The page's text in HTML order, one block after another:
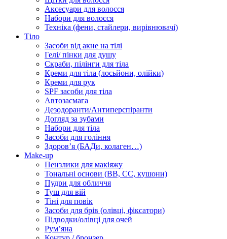
Аксесуари для волосся
Набори для волосся
Техніка (фени, стайлери, вирівнювачі)
Тіло
Засоби від акне на тілі
Гелі/ пінки для душу
Скраби, пілінги для тіла
Креми для тіла (лосьйони, олійки)
Креми для рук
SPF засоби для тіла
Автозасмага
Дезодоранти/Антиперспіранти
Догляд за зубами
Набори для тіла
Засоби для гоління
Здоровʼя (БАДи, колаген…)
Make-up
Пензлики для макіяжу
Тональні основи (BB, CC, кушони)
Пудри для обличчя
Туш для вій
Тіні для повік
Засоби для брів (олівці, фіксатори)
Підводки/олівці для очей
Румʼяна